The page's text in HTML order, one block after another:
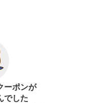
ーポンが
でした